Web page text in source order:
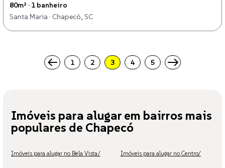
80m² · 1 banheiro
Santa Maria · Chapecó, SC
1 2 3 4 5
Imóveis para alugar em bairros mais
populares de Chapecó
Imóveis para alugar no Bela Vista/ Imóveis para alugar no Centro/